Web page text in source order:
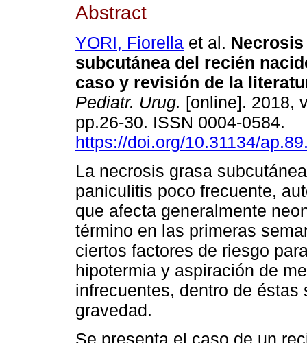
Abstract
YORI, Fiorella et al.
subcutánea del recién
caso y revisión de la
Pediatr. Urug. [online]. 2018,
pp.26-30. ISSN 0004-0584.
https://doi.org/10.31134/
La necrosis grasa
paniculitis poco frecuente,
que afecta generalmente
término en las primeras
ciertos factores de riesgo
hipotermia y aspiración de
infrecuentes, dentro de
gravedad.